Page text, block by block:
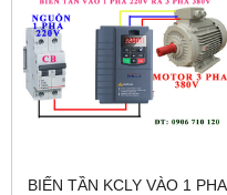
BIẾN TẦN KCLY VÀO 1 PHA